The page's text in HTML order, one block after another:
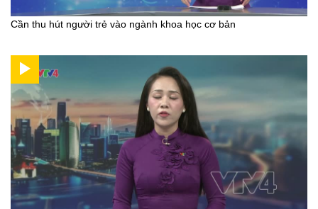
Cần thu hút người trẻ vào ngành khoa học cơ bản